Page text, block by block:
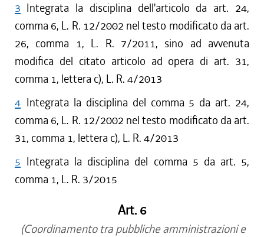
3 Integrata la disciplina dell'articolo da art. 24,
comma 6, L. R. 12/2002 nel testo modificato da art.
26, comma 1, L. R. 7/2011, sino ad avvenuta
modifica del citato articolo ad opera di art. 31,
comma 1, lettera c), L. R. 4/2013
4 Integrata la disciplina del comma 5 da art. 24,
comma 6, L. R. 12/2002 nel testo modificato da art.
31, comma 1, lettera c), L. R. 4/2013
5 Integrata la disciplina del comma 5 da art. 5,
comma 1, L. R. 3/2015
Art. 6
(Coordinamento tra pubbliche amministrazioni e